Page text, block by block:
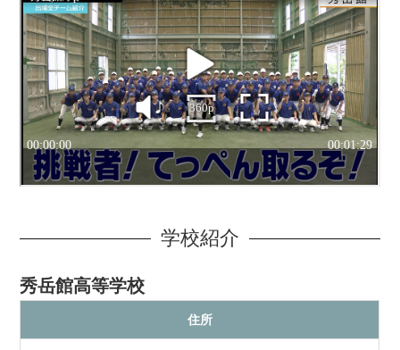
学校紹介
秀岳館高等学校
住所